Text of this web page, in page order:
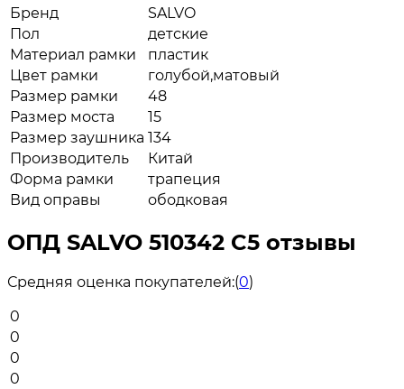
Бренд
SALVO
Пол
детские
Материал рамки
пластик
Цвет рамки
голубой,матовый
Размер рамки
48
Размер моста
15
Размер заушника 134
Производитель
Китай
Форма рамки
трапеция
Вид оправы
ободковая
ОПД SALVO 510342 C5 отзывы
Средняя оценка покупателей:(0)
0
0
0
0